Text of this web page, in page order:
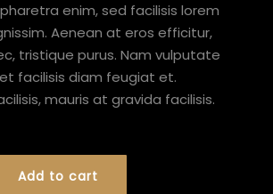
enim, sed facilisis lorem
Aenean at eros efficitur,
tristique purus. Nam vulputate
facilisis diam feugiat et.
mauris at gravida facilisis.
Add to cart